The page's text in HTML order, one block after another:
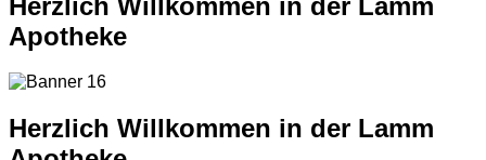
Apotheke
Herzlich Willkommen in der Lamm